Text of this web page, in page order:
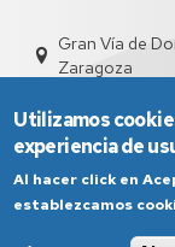
Gran Vía de
Zaragoza
Utilizamos
experiencia de
Al hacer click en
establezcamos